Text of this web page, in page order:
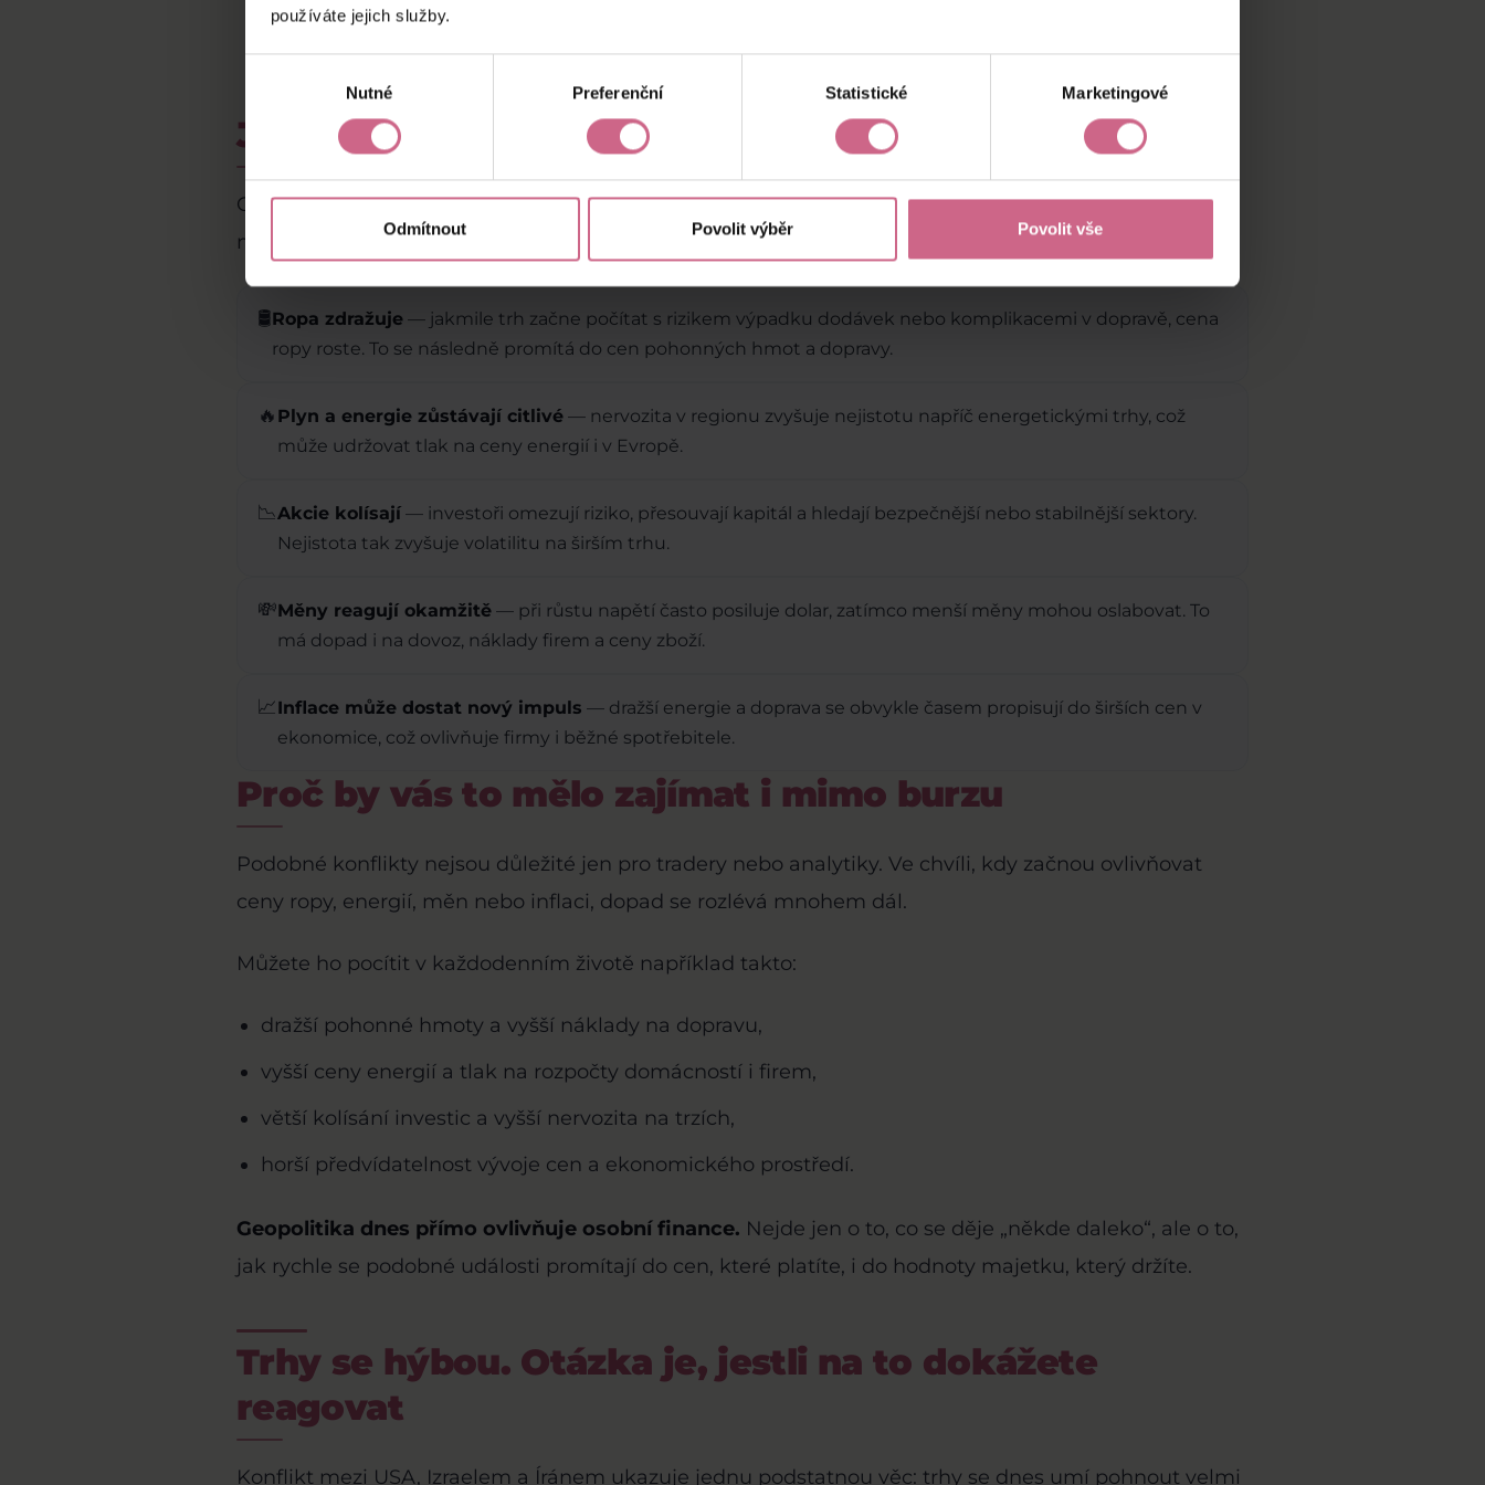
používáte jejich služby.
Nutné Preferenční Statistické Marketingové
Odmítnout Povolit výběr Povolit vše
Jak válka ovlivňuje trhy a vaše peníze
Geopolitická eskalace se nepropisuje jen do burzovních grafů. Má velmi konkrétní dopady, které se
mohou dotknout domácností, podnikatelů i investorů.
🛢️Ropa zdražuje — jakmile trh začne počítat s rizikem výpadku dodávek nebo komplikacemi v dopravě, cena
ropy roste. To se následně promítá do cen pohonných hmot a dopravy.
🔥 Plyn a energie zůstávají citlivé — nervozita v regionu zvyšuje nejistotu napříč energetickými trhy, což
může udržovat tlak na ceny energií i v Evropě.
📉Akcie kolísají — investoři omezují riziko, přesouvají kapitál a hledají bezpečnější nebo stabilnější sektory.
Nejistota tak zvyšuje volatilitu na širším trhu.
💸Měny reagují okamžitě — při růstu napětí často posiluje dolar, zatímco menší měny mohou oslabovat. To
má dopad i na dovoz, náklady firem a ceny zboží.
📈Inflace může dostat nový impuls — dražší energie a doprava se obvykle časem propisují do širších cen v
ekonomice, což ovlivňuje firmy i běžné spotřebitele.
Proč by vás to mělo zajímat i mimo burzu
Podobné konflikty nejsou důležité jen pro tradery nebo analytiky. Ve chvíli, kdy začnou ovlivňovat
ceny ropy, energií, měn nebo inflaci, dopad se rozlévá mnohem dál.
Můžete ho pocítit v každodenním životě například takto:
dražší pohonné hmoty a vyšší náklady na dopravu,
vyšší ceny energií a tlak na rozpočty domácností i firem,
větší kolísání investic a vyšší nervozita na trzích,
horší předvídatelnost vývoje cen a ekonomického prostředí.
Geopolitika dnes přímo ovlivňuje osobní finance. Nejde jen o to, co se děje „někde daleko“, ale o to,
jak rychle se podobné události promítají do cen, které platíte, i do hodnoty majetku, který držíte.
Trhy se hýbou. Otázka je, jestli na to dokážete
reagovat
Konflikt mezi USA, Izraelem a Íránem ukazuje jednu podstatnou věc: trhy se dnes umí pohnout velmi